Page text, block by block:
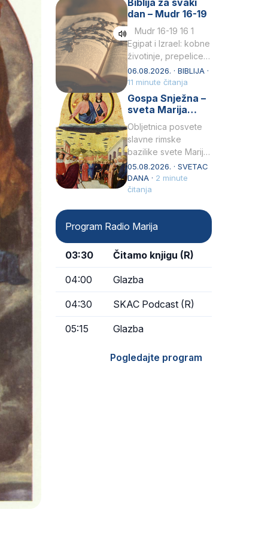
Petar u svojoj
drugoj…
Biblija za svaki
dan – Mudr 16-19
Mudr 16-19 16 1
Egipat i Izrael: kobne
životinje, prepelice
Zato bijahu
primjereno kažnjeni
sličnim životinjamai
mučeni mnoštvom
06.08.2026. · BIBLIJA ·
11 minute čitanja
Gospa Snježna –
sveta Marija
Velika, zaštitnica
rimske bazilike
Obljetnica posvete
slavne rimske
bazilike svete Marije
Velike (Santa Maria
Maggiore) u narodu
se slavi kao Gospa
05.08.2026. · SVETAC
DANA · 2 minute
čitanja
Program Radio Marija
03:30 Čitamo knjigu (R)
04:00 Glazba
04:30 SKAC Podcast (R)
05:15 Glazba
Pogledajte program